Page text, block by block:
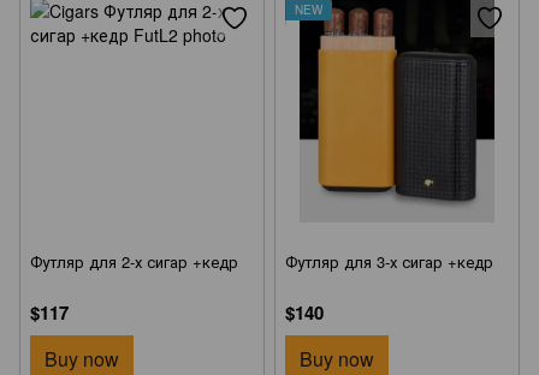
Футляр для 2-х сигар +кедр
$117
Buy now
NEW
Футляр для 3-х сигар +кедр
$140
Buy now